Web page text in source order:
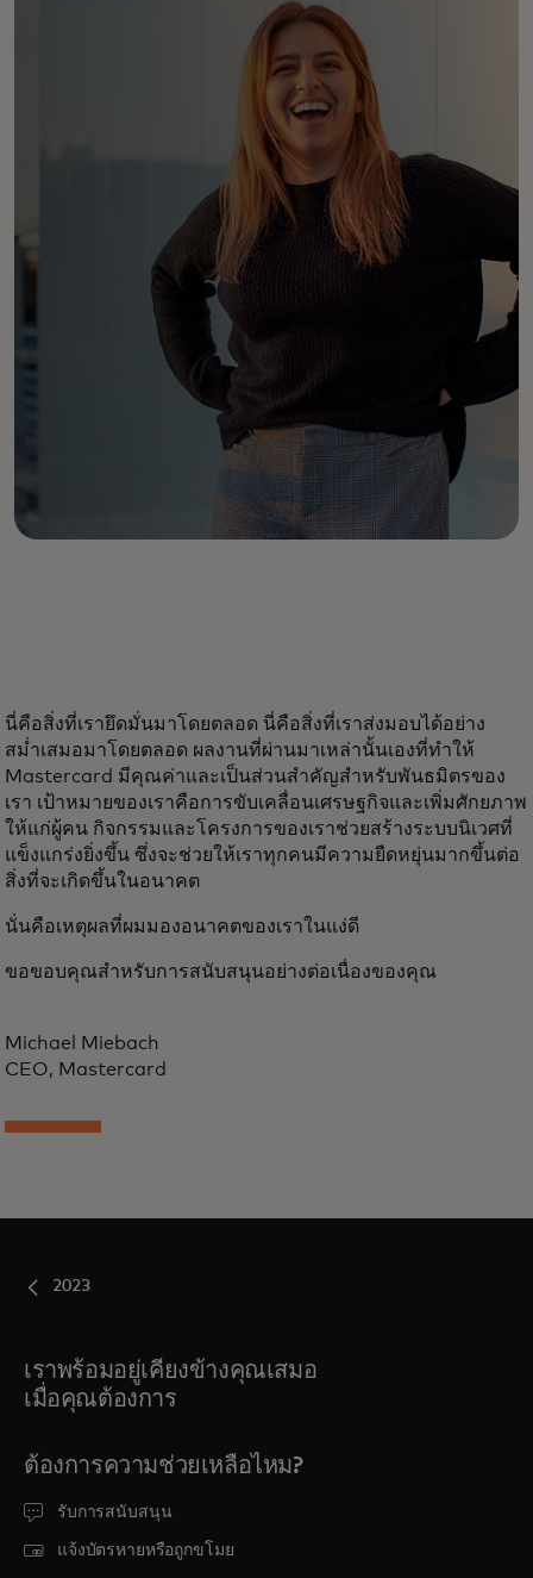
นี่คือสิ่งที่เรายึดมั่นมาโดยตลอด นี่คือสิ่งที่เราส่งมอบได้อย่าง
สม่ำเสมอมาโดยตลอด ผลงานที่ผ่านมาเหล่านั้นเองที่ทำให้
Mastercard มีคุณค่าและเป็นส่วนสำคัญสำหรับพันธมิตรของ
เรา เป้าหมายของเราคือการขับเคลื่อนเศรษฐกิจและเพิ่มศักยภาพ
ให้แก่ผู้คน กิจกรรมและโครงการของเราช่วยสร้างระบบนิเวศที่
แข็งแกร่งยิ่งขึ้น ซึ่งจะช่วยให้เราทุกคนมีความยืดหยุ่นมากขึ้นต่อ
สิ่งที่จะเกิดขึ้นในอนาคต
นั่นคือเหตุผลที่ผมมองอนาคตของเราในแง่ดี
ขอขอบคุณสำหรับการสนับสนุนอย่างต่อเนื่องของคุณ
Michael Miebach
CEO, Mastercard
2023
เราพร้อมอยู่เคียงข้างคุณเสมอ
เมื่อคุณต้องการ
ต้องการความช่วยเหลือไหม?
รับการสนับสนุน
แจ้งบัตรหายหรือถูกขโมย